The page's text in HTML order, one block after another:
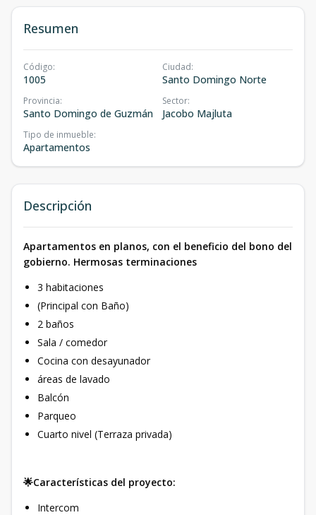
Resumen
Código:
1005
Ciudad:
Santo Domingo Norte
Provincia:
Santo Domingo de Guzmán
Sector:
Jacobo Majluta
Tipo de inmueble:
Apartamentos
Descripción
Apartamentos en planos, con el beneficio del bono del
gobierno. Hermosas terminaciones
3 habitaciones
(Principal con Baño)
2 baños
Sala / comedor
Cocina con desayunador
áreas de lavado
Balcón
Parqueo
Cuarto nivel (Terraza privada)
🌟Características del proyecto:
Intercom